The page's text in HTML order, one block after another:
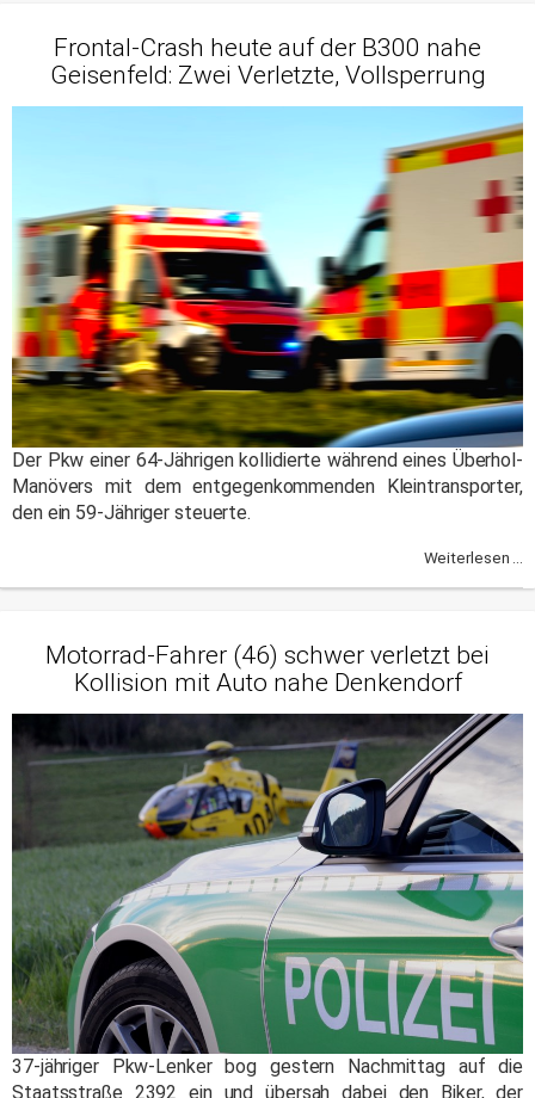
Frontal-Crash heute auf der B300 nahe
Geisenfeld: Zwei Verletzte, Vollsperrung
Der Pkw einer 64-Jährigen kollidierte während eines Überhol-
Manövers mit dem entgegenkommenden Kleintransporter,
den ein 59-Jähriger steuerte.
Weiterlesen ...
Motorrad-Fahrer (46) schwer verletzt bei
Kollision mit Auto nahe Denkendorf
37-jähriger Pkw-Lenker bog gestern Nachmittag auf die
Staatsstraße 2392 ein und übersah dabei den Biker, der